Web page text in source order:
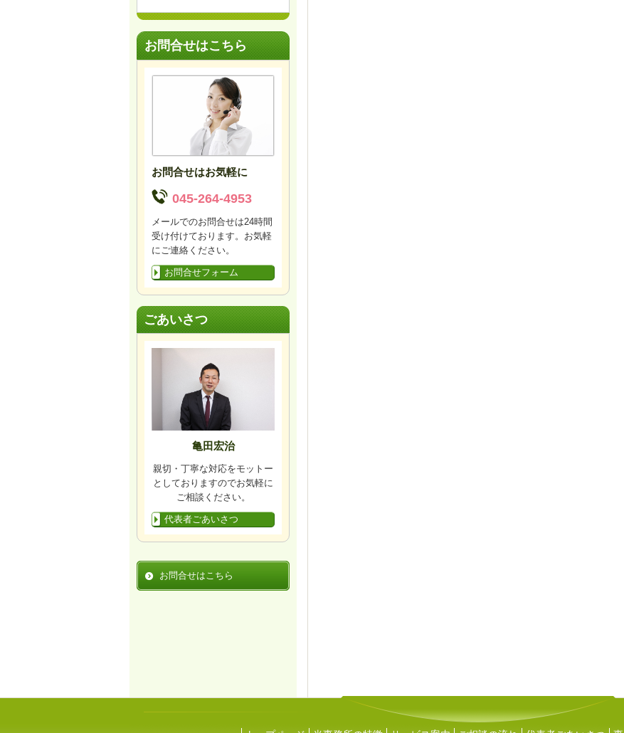
お問合せはこちら
お問合せはお気軽に
045-264-4953
メールでのお問合せは24時間
受け付けております。お気軽
にご連絡ください。
お問合せフォーム
ごあいさつ
亀田宏治
親切・丁寧な対応をモットー
としておりますのでお気軽に
ご相談ください。
代表者ごあいさつ
お問合せはこちら